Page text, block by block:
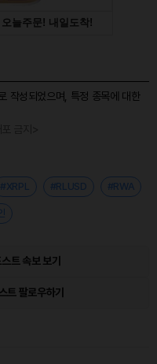
작성되었으며, 특정 종목에 대한
#XRPL #RLUSD #RWA
트 속보 보기
트 팔로우하기